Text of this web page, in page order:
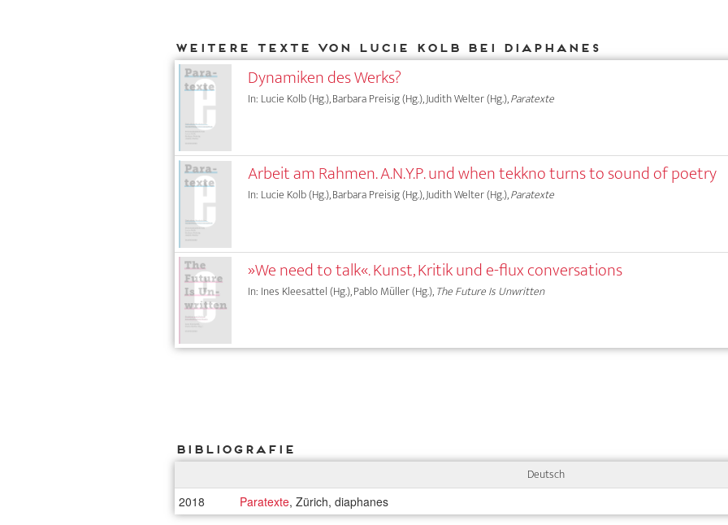
Weitere Texte von Lucie Kolb bei DIAPHANES
Dynamiken des Werks?
In: Lucie Kolb (Hg.), Barbara Preisig (Hg.), Judith Welter (Hg.),Paratexte
Arbeit am Rahmen. A.N.Y.P. und when tekkno turns to sound of poetry
In: Lucie Kolb (Hg.), Barbara Preisig (Hg.), Judith Welter (Hg.),Paratexte
»We need to talk«. Kunst, Kritik und e-flux conversations
In: Ines Kleesattel (Hg.), Pablo Müller (Hg.),The Future Is Unwritten
Bibliografie
Deutsch
2018 Paratexte, Zürich, diaphanes